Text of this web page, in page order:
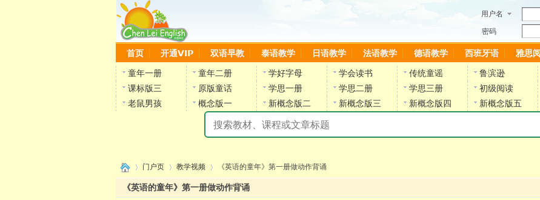
用户名
密码
首页 开通VIP 双语早教 泰语教学 日语教学 法语教学 德语教学 西班牙语 雅思
童年一册 童年二册 学好字母 学会读书 传统童谣 鲁滨逊
课标版三
原版童话 学思一册 学思二册 学思三册 初级阅读
老鼠男孩
概念版一 新概念版二 新概念版三 新概念版四 新概念版五
门户页 教学视频 《英语的童年》第一册做动作背诵
《英语的童年》第一册做动作背诵